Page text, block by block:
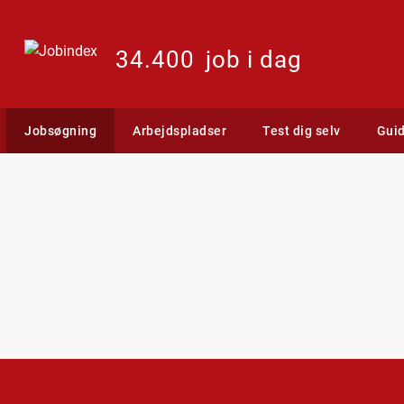
34.400 job i dag
Jobsøgning Arbejdspladser Test dig selv